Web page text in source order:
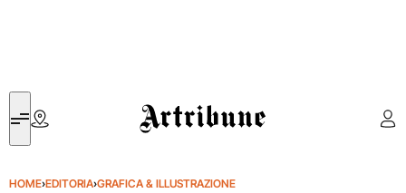
Artribune
HOME›EDITORIA›GRAFICA & ILLUSTRAZIONE